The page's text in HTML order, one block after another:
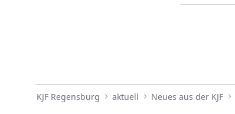
KJF Regensburg aktuell Neues aus der KJF